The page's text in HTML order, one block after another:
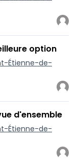
option
Étienne-de-
d'ensemble
Étienne-de-